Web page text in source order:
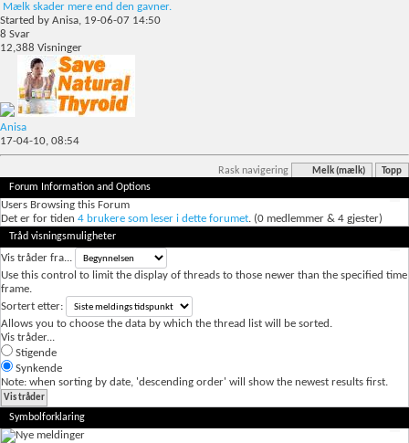
Mælk skader mere end den gavner.
Started by Anisa, 19-06-07 14:50
8 Svar
12,388 Visninger
Anisa
17-04-10, 08:54
Rask navigering Melk (mælk) Topp
Forum Information and Options
Users Browsing this Forum
Det er for tiden 4 brukere som leser i dette forumet. (0 medlemmer & 4 gjester)
Tråd visningsmuligheter
Vis tråder fra...
Use this control to limit the display of threads to those newer than the specified time
frame.
Sortert etter:
Allows you to choose the data by which the thread list will be sorted.
Vis tråder...
Stigende
Synkende
Note: when sorting by date, 'descending order' will show the newest results first.
Symbolforklaring